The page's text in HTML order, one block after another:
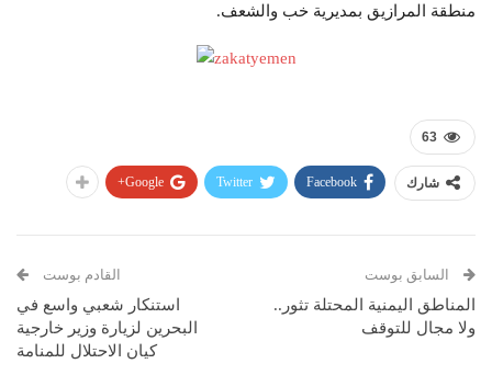
منطقة المرازيق بمديرية خب والشعف.
63
شارك Facebook
Twitter
Google+
السابق بوست
المناطق اليمنية المحتلة تثور..
ولا مجال للتوقف
القادم بوست
استنكار شعبي واسع في
البحرين لزيارة وزير خارجية
كيان الاحتلال للمنامة